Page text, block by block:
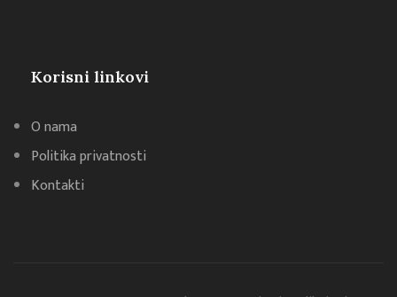
Korisni linkovi
O nama
Politika privatnosti
Kontakti